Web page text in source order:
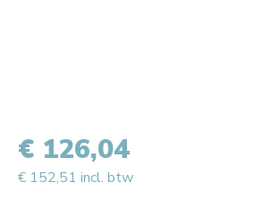
€ 126,04
€ 152,51 incl. btw